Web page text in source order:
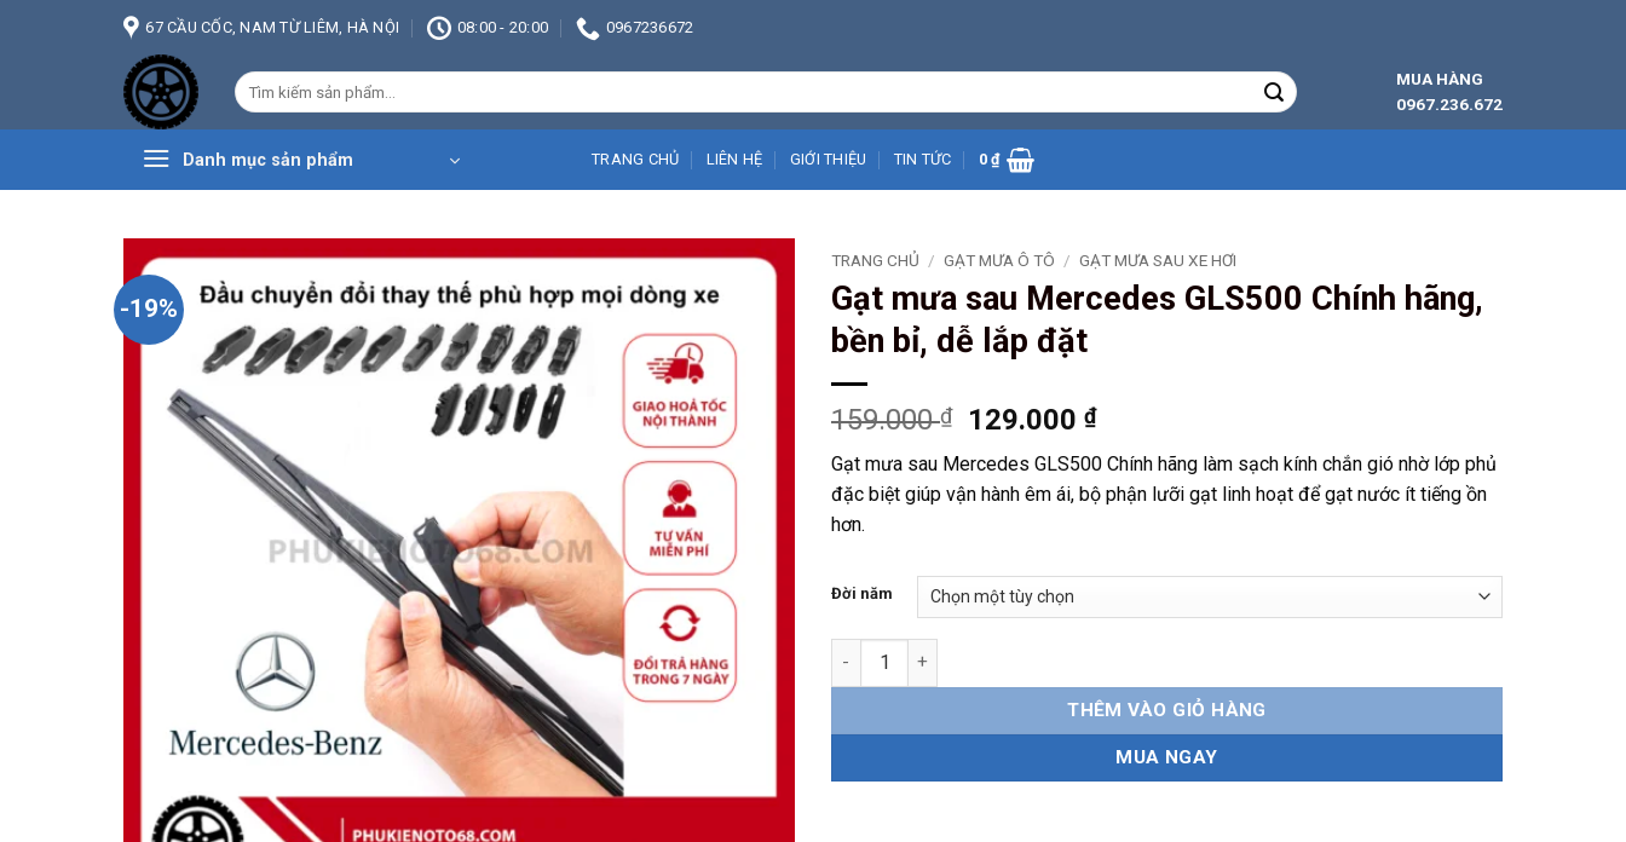
67 CẦU CỐC, NAM TỪ LIÊM, HÀ NỘI 08:00 - 20:00 0967236672
Tìm
kiếm:
MUA HÀNG
0967.236.672
Danh mục sản phẩm TRANG CHỦ LIÊN HỆ GIỚI THIỆU TIN TỨC 0₫
-19%
TRANG CHỦ / GẠT MƯA Ô TÔ / GẠT MƯA SAU XE HƠI
Gạt mưa sau Mercedes GLS500 Chính hãng,
bền bỉ, dễ lắp đặt
159.000₫
Giá
gốc
là:
159.000 ₫.
129.000₫Giá
hiện
tại
là:
Gạt mưa sau Mercedes GLS500 Chính hãng làm sạch kính chắn gió nhờ lớp phủ
đặc biệt giúp vận hành êm ái, bộ phận lưỡi gạt linh hoạt để gạt nước ít tiếng ồn
hơn.
Đời năm
Gạt mưa sau Mercedes GLS500 Chính hãng, bền bỉ, dễ lắp đặt số lượng
THÊM VÀO GIỎ HÀNG
MUA NGAY